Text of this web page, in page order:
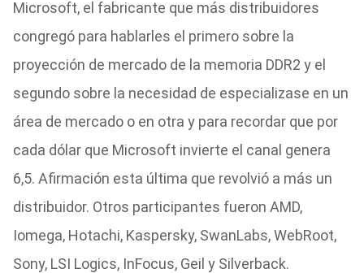
Microsoft, el fabricante que más distribuidores
congregó para hablarles el primero sobre la
proyección de mercado de la memoria DDR2 y el
segundo sobre la necesidad de especializase en un
área de mercado o en otra y para recordar que por
cada dólar que Microsoft invierte el canal genera
6,5. Afirmación esta última que revolvió a más un
distribuidor. Otros participantes fueron AMD,
Iomega, Hotachi, Kaspersky, SwanLabs, WebRoot,
Sony, LSI Logics, InFocus, Geil y Silverback.